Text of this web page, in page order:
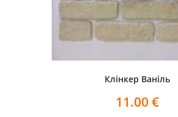
Клінкер Ваніль
11.00 €